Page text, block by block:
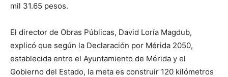
mil 31.65 pesos.
El director de Obras Públicas, David Loría Magdub,
explicó que según la Declaración por Mérida 2050,
establecida entre el Ayuntamiento de Mérida y el
Gobierno del Estado, la meta es construir 120 kilómetros